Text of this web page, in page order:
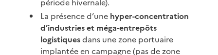
La présence d’une hyper-concentration
d’industries et méga-entrepôts
logistiquesdans une zone portuaire
implantée en campagne (pas de zone